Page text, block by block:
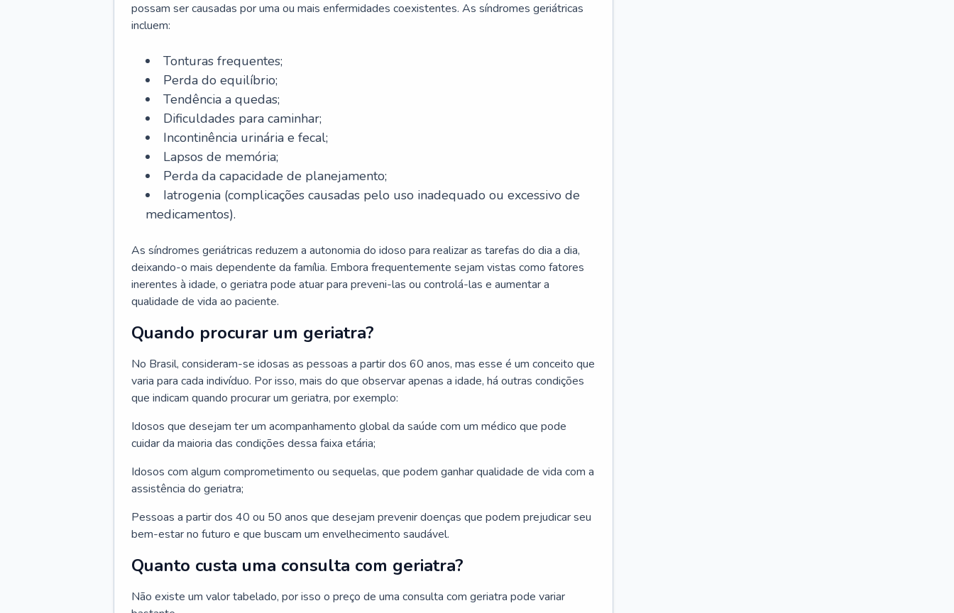
possam ser causadas por uma ou mais enfermidades coexistentes. As síndromes geriátricas
incluem:
Tonturas frequentes;
Perda do equilíbrio;
Tendência a quedas;
Dificuldades para caminhar;
Incontinência urinária e fecal;
Lapsos de memória;
Perda da capacidade de planejamento;
Iatrogenia (complicações causadas pelo uso inadequado ou excessivo de
medicamentos).
As síndromes geriátricas reduzem a autonomia do idoso para realizar as tarefas do dia a dia,
deixando-o mais dependente da família. Embora frequentemente sejam vistas como fatores
inerentes à idade, o geriatra pode atuar para preveni-las ou controlá-las e aumentar a
qualidade de vida ao paciente.
Quando procurar um geriatra?
No Brasil, consideram-se idosas as pessoas a partir dos 60 anos, mas esse é um conceito que
varia para cada indivíduo. Por isso, mais do que observar apenas a idade, há outras condições
que indicam quando procurar um geriatra, por exemplo:
Idosos que desejam ter um acompanhamento global da saúde com um médico que pode
cuidar da maioria das condições dessa faixa etária;
Idosos com algum comprometimento ou sequelas, que podem ganhar qualidade de vida com a
assistência do geriatra;
Pessoas a partir dos 40 ou 50 anos que desejam prevenir doenças que podem prejudicar seu
bem-estar no futuro e que buscam um envelhecimento saudável.
Quanto custa uma consulta com geriatra?
Não existe um valor tabelado, por isso o preço de uma consulta com geriatra pode variar